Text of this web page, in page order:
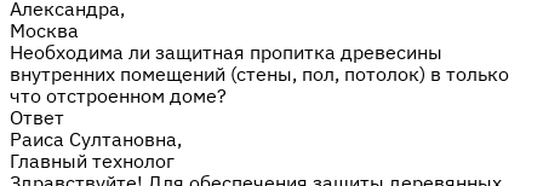
Александра,
Москва
Необходима ли защитная пропитка древесины
внутренних помещений (стены, пол, потолок) в только
что отстроенном доме?
Ответ
Раиса Султановна,
Главный технолог